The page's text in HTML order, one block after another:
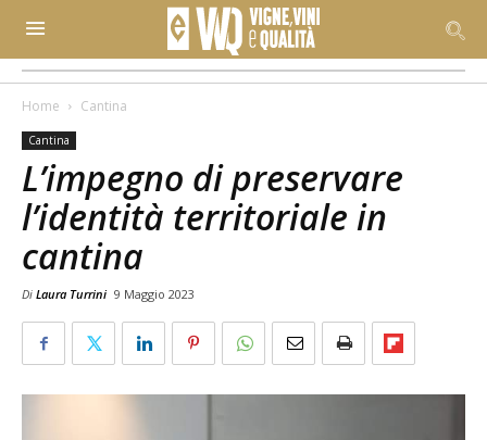
Home Cantina
Cantina
L’impegno di preservare
l’identità territoriale in
cantina
Di Laura Turrini 9 Maggio 2023